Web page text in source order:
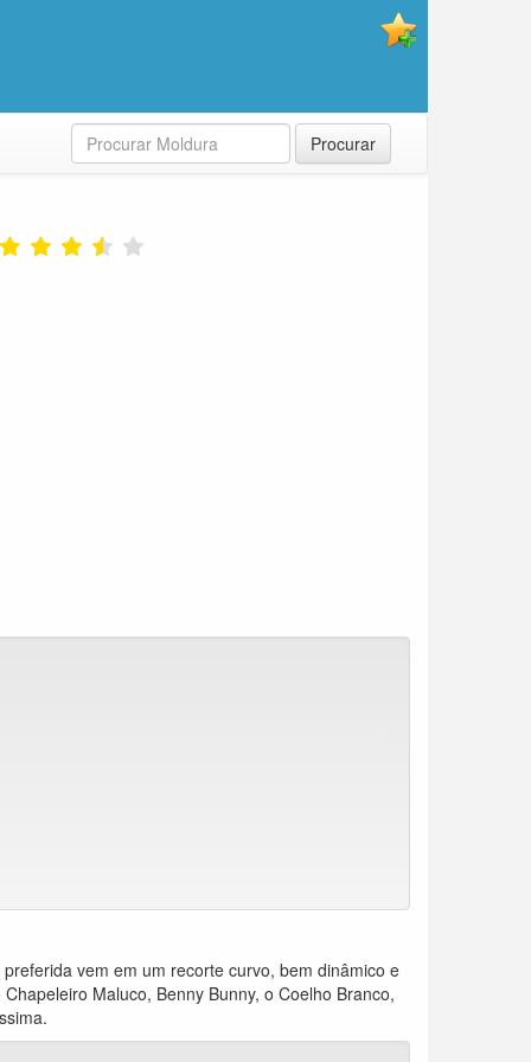
Procurar
vem em um recorte curvo, bem dinâmico e
Maluco, Benny Bunny, o Coelho Branco,